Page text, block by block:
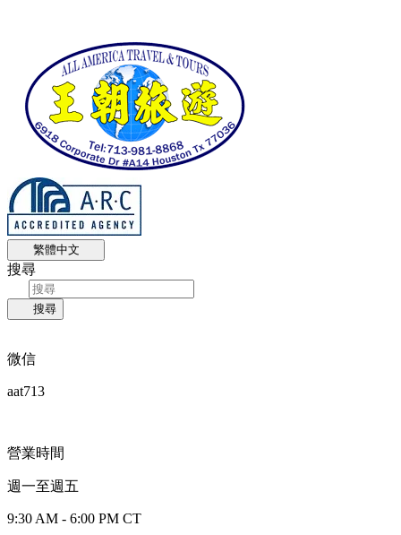
繁體中文
搜尋
搜尋
微信
aat713
營業時間
週一至週五
9:30 AM - 6:00 PM CT